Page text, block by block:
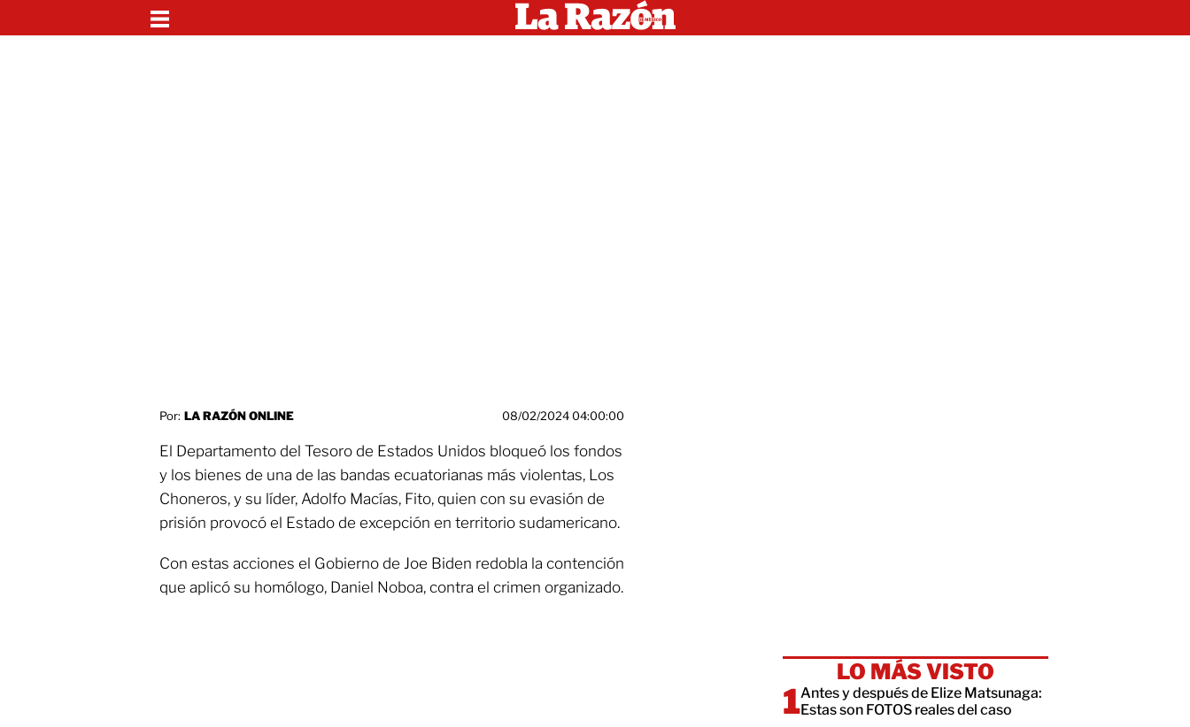
Por: LA RAZÓN ONLINE 08/02/2024 04:00:00
El Departamento del Tesoro de Estados Unidos bloqueó los fondos
y los bienes de una de las bandas ecuatorianas más violentas, Los
Choneros, y su líder, Adolfo Macías, Fito, quien con su evasión de
prisión provocó el Estado de excepción en territorio sudamericano.
Con estas acciones el Gobierno de Joe Biden redobla la contención
que aplicó su homólogo, Daniel Noboa, contra el crimen organizado.
LO MÁS VISTO
Antes y después de Elize Matsunaga:
Estas son FOTOS reales del caso